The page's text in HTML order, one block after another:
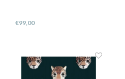
€99,00